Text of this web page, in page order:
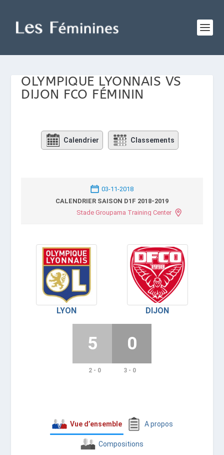
OLYMPIQUE LYONNAIS VS
DIJON FCO FÉMININ
Calendrier Classements
03-11-2018
CALENDRIER SAISON D1F 2018-2019
Stade Groupama Training Center
LYON DIJON
5 0
2 - 0 3 - 0
Vue d’ensemble A propos
Compositions